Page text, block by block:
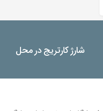
شارژ کارتریج در محل